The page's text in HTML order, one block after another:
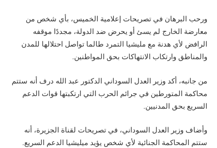
ورحب البرهان في تصريحات إعلامية الخميس، بأي شخص من
معارضة الخارج لم يسئ أو يحرض ضد الدولة، مجددًا موقفه
الرافض لأي هدنة مع مليشيا التمرد طالما تواصل احتلالها للمدن
والمناطق وارتكاب الانتهاكات بحق المواطنين.
من جانبه، أكد وزير العدل السوداني الدكتور عبد الله درف أنه ستتم
محاكمة المتورطين في جرائم الحرب التي ارتكبتها قوات الدعم
السريع بحق المدنيين.
وأضاف وزير العدل السوداني، في تصريحات لقناة الجزيرة، أنه
ستتم المحاكمة الجنائية لأي شخص يؤيد ميليشيا الدعم السريع.